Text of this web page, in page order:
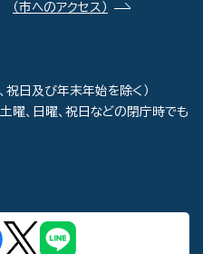
（市へのアクセス）
日及び年末年始を除く）
曜、日曜、祝日などの閉庁時でも